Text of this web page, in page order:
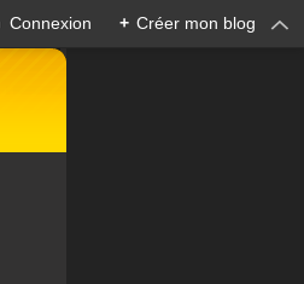
Connexion + Créer mon blog